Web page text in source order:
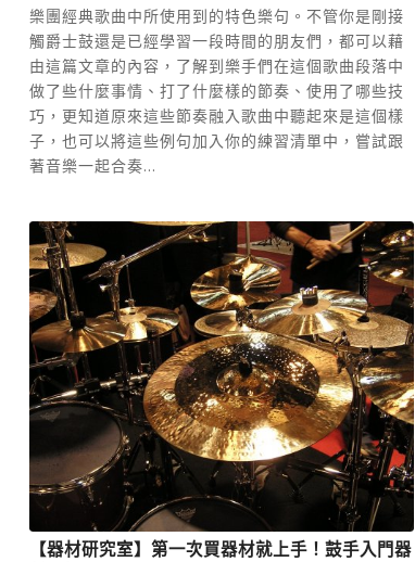
樂團經典歌曲中所使用到的特色樂句。不管你是剛接
觸爵士鼓還是已經學習一段時間的朋友們，都可以藉
由這篇文章的內容，了解到樂手們在這個歌曲段落中
做了些什麼事情、打了什麼樣的節奏、使用了哪些技
巧，更知道原來這些節奏融入歌曲中聽起來是這個樣
子，也可以將這些例句加入你的練習清單中，嘗試跟
著音樂一起合奏...
【器材研究室】第一次買器材就上手！鼓手入門器